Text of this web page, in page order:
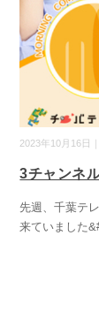
2023年10月16日｜
3チャンネ
先週、千葉テ
来ていました